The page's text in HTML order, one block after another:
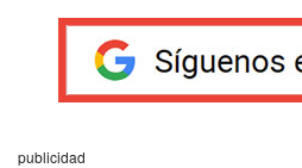
publicidad